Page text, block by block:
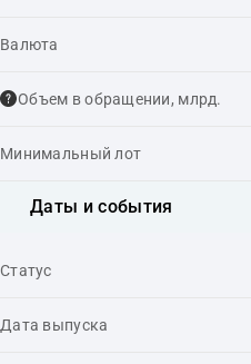
Валюта
Объем в обращении, млрд.
Минимальный лот
Даты и события
Статус
Дата выпуска